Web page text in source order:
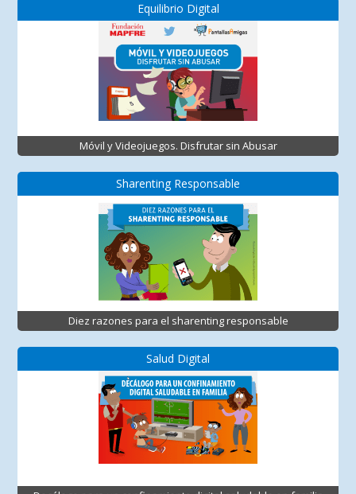
Equilibrio Digital
Móvil y Videojuegos. Disfrutar sin Abusar
Sharenting Responsable
Diez razones para el sharenting responsable
Salud Digital